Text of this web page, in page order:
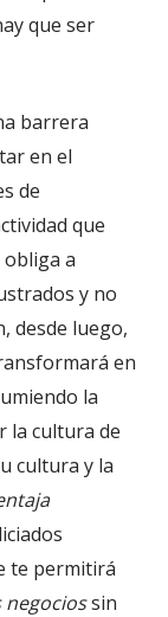
que ser
barrera
en el
de
que
a
y no
desde luego,
en
la
la cultura de
cultura y la
te permitirá
negociossin